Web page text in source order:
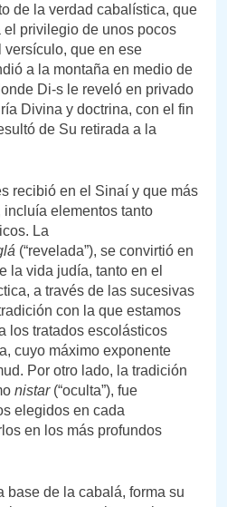
de la verdad cabalística, que
el privilegio de unos pocos
que en ese
a la montaña en medio de
Di-s le reveló en privado
Divina y doctrina, con el fin
de Su retirada a la
recibió en el Sinaí y que más
elementos tanto
La
(“revelada”), se convirtió en
la vida judía, tanto en el
a través de las sucesivas
con la que estamos
los tratados escolásticos
cuyo máximo exponente
Por otro lado, la tradición
nistar(“oculta”), fue
elegidos en cada
en los más profundos
base de la cabalá, forma su